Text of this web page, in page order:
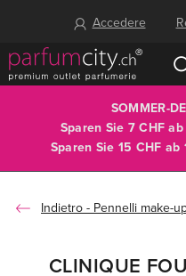
Accedere
SOMMER-
Sparen Sie 7 CHF
Sparen Sie 15 CHF ab
Pennelli make-
CLINIQUE